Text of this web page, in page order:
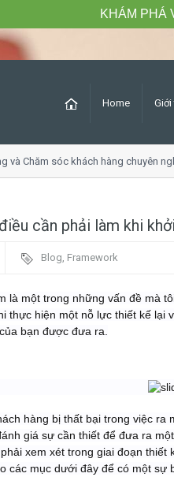
Home Giới
và Chăm sóc khách hàng chuyên
cần phải làm khi
Blog, Framework
là một trong những vấn đề mà
thực hiện một nỗ lực thiết kế lại
bạn được đưa ra.
hàng bị thất bại trong việc
giá sự cần thiết để đưa ra
xem xét trong giai đoạn
các mục dưới đây để có một
KHÁM PHÁ